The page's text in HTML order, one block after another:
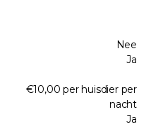
Nee
Ja
€10,00 per huisdier per
nacht
Ja